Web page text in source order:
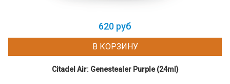
620 руб
В КОРЗИНУ
Citadel Air: Genestealer Purple (24ml)